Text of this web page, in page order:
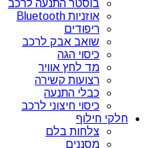
בוסטר התנעה לרכב
אוזניות Bluetooth
ריפודים
שואב אבק לרכב
כיסוי הגה
מד לחץ אוויר
רצועות קשירה
כבלי התנעה
כיסוי חיצוני לרכב
חלקי חילוף
צלחות בלם
מסננים